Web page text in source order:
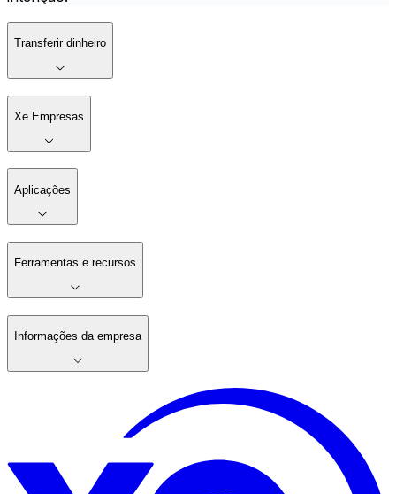
Transferir dinheiro
Xe Empresas
Aplicações
Ferramentas e recursos
Informações da empresa